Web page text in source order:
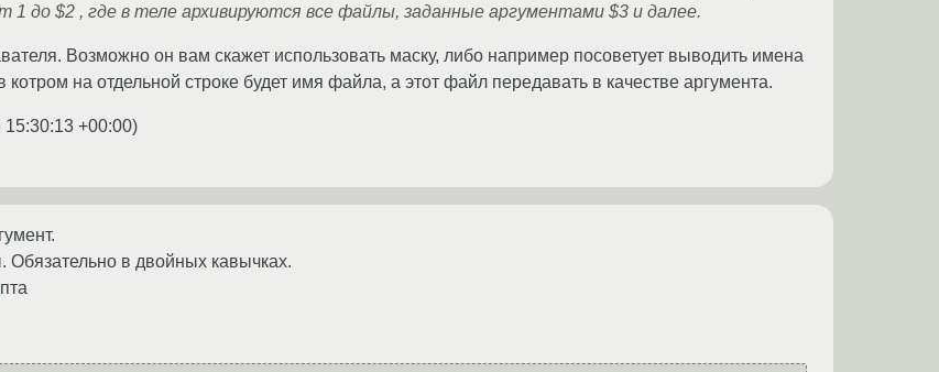
1 до $2 , где в теле архивируются все файлы, заданные аргументами $3 и далее.
Возможно он вам скажет использовать маску, либо например посоветует выводить имена
на отдельной строке будет имя файла, а этот файл передавать в качестве аргумента.
15:30:13 +00:00)
Обязательно в двойных кавычках.